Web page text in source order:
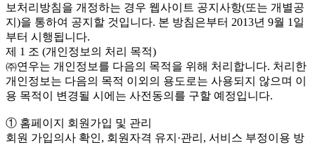
보처리방침을 개정하는 경우 웹사이트 공지사항(또는 개별공
지)을 통하여 공지할 것입니다. 본 방침은부터 2013년 9월 1일
부터 시행됩니다.
제 1 조 (개인정보의 처리 목적)
㈜연우는 개인정보를 다음의 목적을 위해 처리합니다. 처리한
개인정보는 다음의 목적 이외의 용도로는 사용되지 않으며 이
용 목적이 변경될 시에는 사전동의를 구할 예정입니다.
① 홈페이지 회원가입 및 관리
회원 가입의사 확인, 회원자격 유지·관리, 서비스 부정이용 방